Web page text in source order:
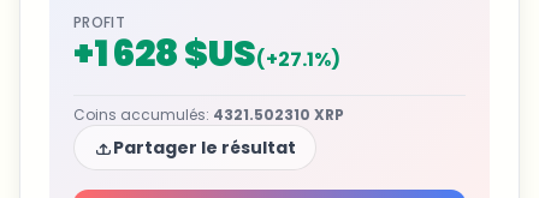
PROFIT
+1 628 $US(+27.1%)
Coins accumulés: 4321.502310 XRP
Partager le résultat